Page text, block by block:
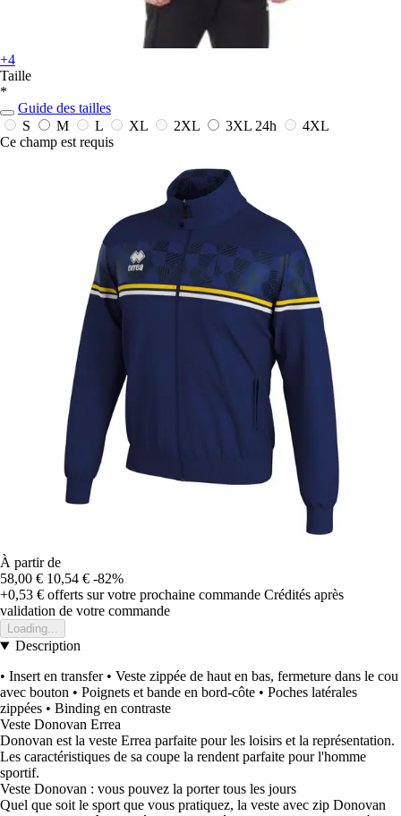
+4
Taille
*
Guide des tailles
S
M L XL 2XL 3XL 24h
4XL
Ce champ est requis
À partir de
58,00 € 10,54 € -82%
+0,53 € offerts sur votre prochaine commande Crédités après
validation de votre commande
Loading...
Description
• Insert en transfer • Veste zippée de haut en bas, fermeture dans le cou
avec bouton • Poignets et bande en bord-côte • Poches latérales
zippées • Binding en contraste
Veste Donovan Errea
Donovan est la veste Errea parfaite pour les loisirs et la représentation.
Les caractéristiques de sa coupe la rendent parfaite pour l'homme
sportif.
Veste Donovan : vous pouvez la porter tous les jours
Quel que soit le sport que vous pratiquez, la veste avec zip Donovan